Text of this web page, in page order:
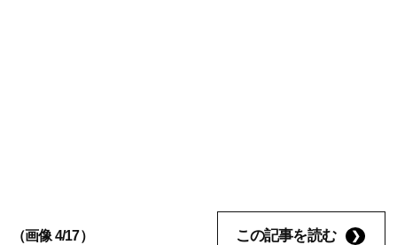
（画像 4/17） この記事を読む